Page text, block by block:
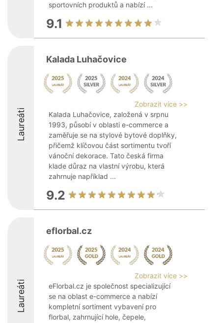
sportovních produktů a nabízí ...
9.1
Laureáti
Kalada Luhačovice
Zobrazit více >>
Kalada Luhačovice, založená v srpnu
1993, působí v oblasti e-commerce a
zaměřuje se na stylové bytové doplňky,
přičemž klíčovou část sortimentu tvoří
vánoční dekorace. Tato česká firma
klade důraz na vlastní výrobu, která
zahrnuje například ...
9.2
Laureáti
eflorbal.cz
Zobrazit více >>
eFlorbal.cz je společnost specializující
se na oblast e-commerce a nabízí
kompletní sortiment vybavení pro
florbal, zahrnující hole, čepele,